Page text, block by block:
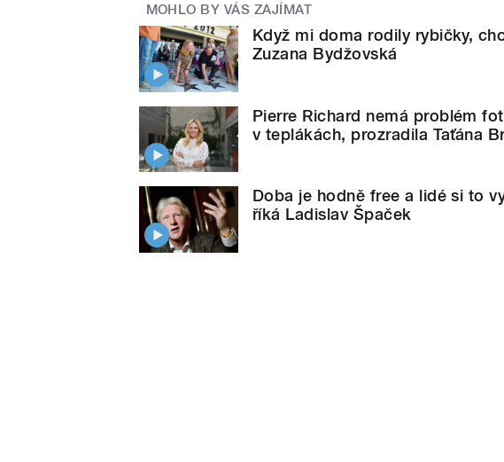
MOHLO BY VÁS ZAJÍMAT
Když mi doma rodily rybičky,
Zuzana Bydžovská
Pierre Richard nemá problém
v teplákách, prozradila Taťána
Doba je hodně free a lidé si to
říká Ladislav Špaček